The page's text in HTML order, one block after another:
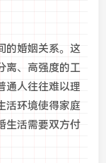
的婚姻关系。这
离、高强度的工
通人往往难以理
活环境使得家庭
生活需要双方付